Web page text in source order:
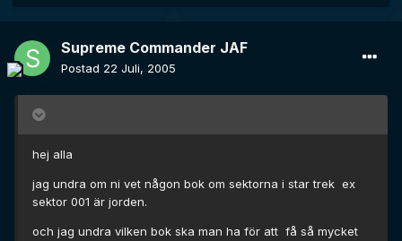
Supreme Commander JAF
Postad 22 Juli, 2005
hej alla
jag undra om ni vet någon bok om sektorna i star trek ex
sektor 001 är jorden.
och jag undra vilken bok ska man ha för att få så mycket